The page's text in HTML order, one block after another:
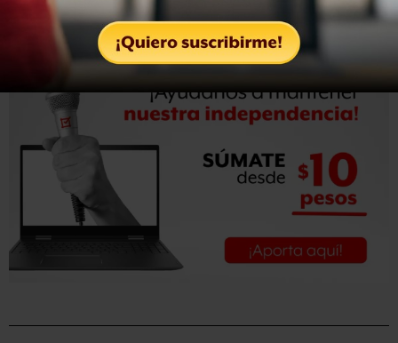
Televisora de Hermosillo, el Sistema Quintanarroense de
Comunicación Social, y Radio y Televisión de Hidalgo.